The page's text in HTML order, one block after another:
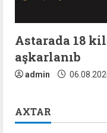
Astarada 18
aşkarlanıb
admin
AXTAR